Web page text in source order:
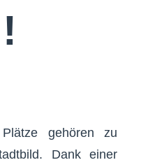
gehören zu
Dank einer